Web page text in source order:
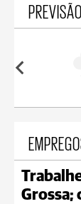
17°C
Grossa;